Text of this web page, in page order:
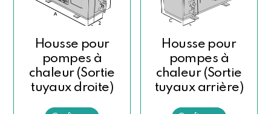
Housse pour
pompes à
chaleur (Sortie
tuyaux droite)
Housse pour
pompes à
chaleur (Sortie
tuyaux arrière)